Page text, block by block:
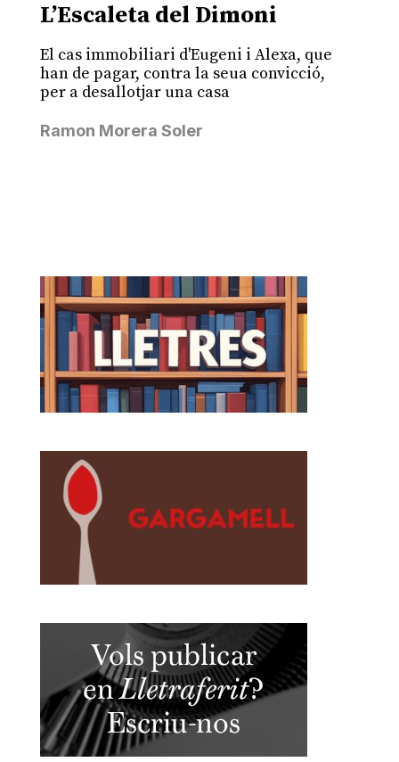
L’Escaleta del Dimoni
El cas immobiliari d'Eugeni i Alexa, que
han de pagar, contra la seua convicció,
per a desallotjar una casa
Ramon Morera Soler